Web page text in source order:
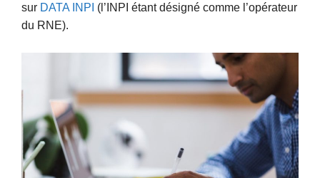
sur DATA INPI (l’INPI étant désigné comme l’opérateur
du RNE).